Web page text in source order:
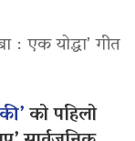
: एक योद्धा’ गीत
को पहिलो